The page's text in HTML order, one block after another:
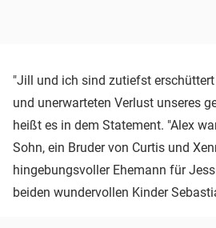
"Jill und ich sind zutiefst
und unerwarteten Verlust unseres
heißt es in dem Statement. "Alex
Sohn, ein Bruder von Curtis und
hingebungsvoller Ehemann für
beiden wundervollen Kinder